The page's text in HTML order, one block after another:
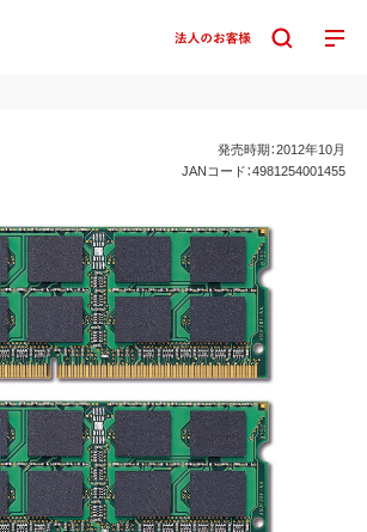
発売時期：2012年10月
JANコード：4981254001455